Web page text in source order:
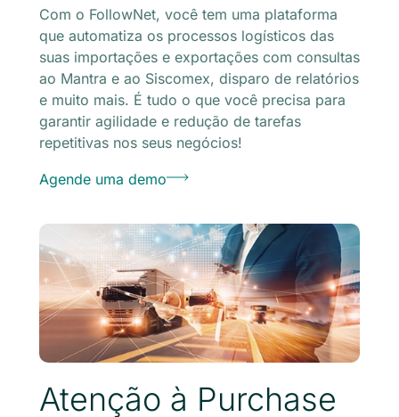
Com o FollowNet, você tem uma plataforma
que automatiza os processos logísticos das
suas importações e exportações com consultas
ao Mantra e ao Siscomex, disparo de relatórios
e muito mais. É tudo o que você precisa para
garantir agilidade e redução de tarefas
repetitivas nos seus negócios!
Agende uma demo
Atenção à Purchase